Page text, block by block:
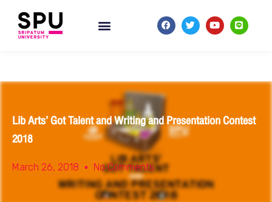
Lib Arts’ Got Talent and Writing and Presentation Contest
2018
March 26, 2018 No Comments